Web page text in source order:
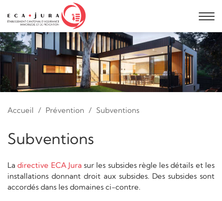
Accueil Prévention Subventions
Subventions
Ladirective ECA Jura sur les subsides règle les détails et les
installations donnant droit aux subsides. Des subsides sont
accordés dans les domaines ci-contre.